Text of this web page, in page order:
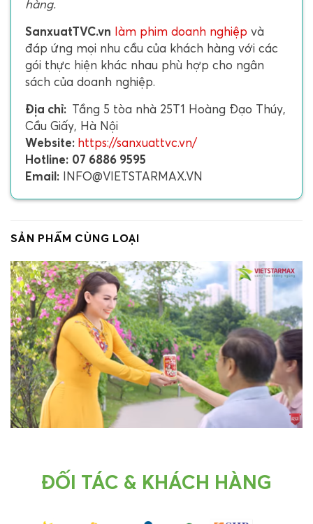
hàng.
SanxuatTVC.vn làm phim doanh nghiệp và
đáp ứng mọi nhu cầu của khách hàng với các
gói thực hiện khác nhau phù hợp cho ngân
sách của doanh nghiệp.
Địa chỉ: Tầng 5 tòa nhà 25T1 Hoàng Đạo Thúy,
Cầu Giấy, Hà Nội
Website: https://sanxuattvc.vn/
Hotline: 07 6886 9595
Email: INFO@VIETSTARMAX.VN
SẢN PHẨM CÙNG LOẠI
ĐỐI TÁC & KHÁCH HÀNG